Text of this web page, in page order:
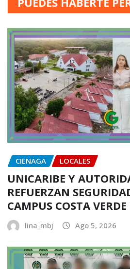
CIENAGA LOCALES
UNICARIBE Y
REFUERZAN
CAMPUS COSTA
lina_mbj Ago 5, 2026